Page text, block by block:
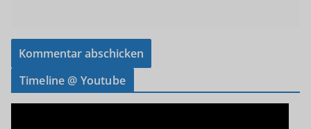
Timeline @ Youtube